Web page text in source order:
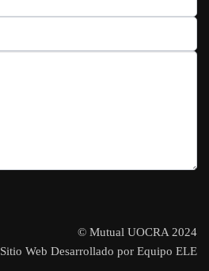
© Mutual UOCRA 2024
Sitio Web Desarrollado por Equipo ELE